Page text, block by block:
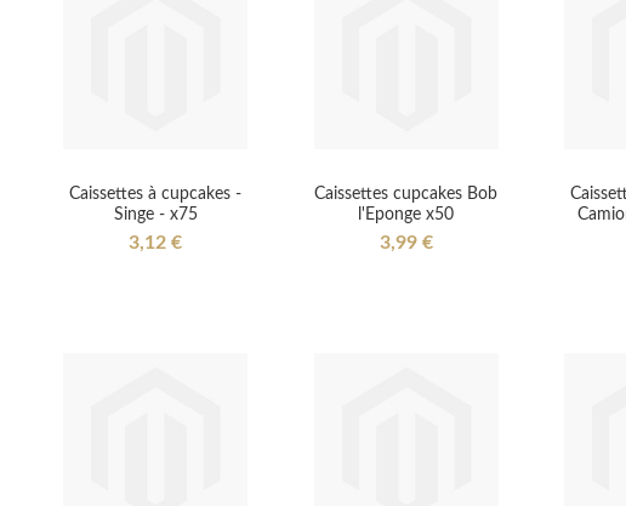
Caissettes à cupcakes -
Singe - x75
3,12 €
Caissettes cupcakes Bob
l'Eponge x50
3,99 €